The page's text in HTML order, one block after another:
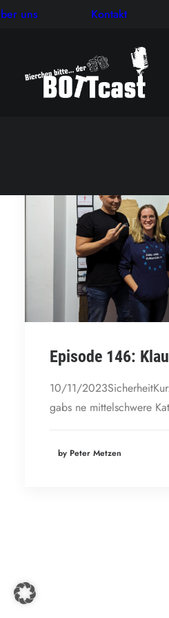
uns Kontakt
Episode 146:
10/11/
gabs ne mittelschwere
by Peter Metzen